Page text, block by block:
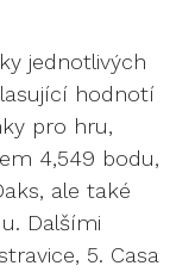
jednotlivých
hodnotí
pro hru,
4,549 bodu,
ale také
Dalšími
5. Casa